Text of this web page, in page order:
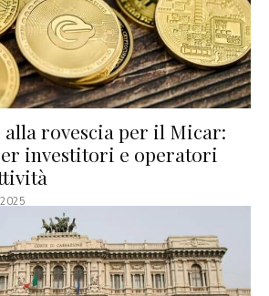
alla rovescia per il Micar:
investitori e operatori